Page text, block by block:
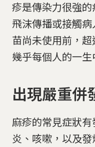
疹是傳染力很強的
飛沫傳播或接觸
苗尚未使用前，超
幾乎每個人的一生
出現嚴重併
麻疹的常見症狀
炎、咳嗽，以及